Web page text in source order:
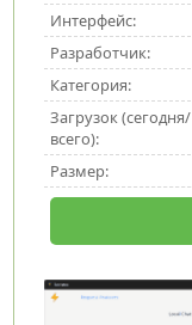
Интерфейс:
Разработчик:
Категория:
Загрузок (сегодня/
всего):
Размер: